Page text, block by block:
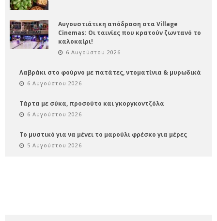
Αυγουστιάτικη απόδραση στα Village
Cinemas: Οι ταινίες που κρατούν ζωντανό το
καλοκαίρι!
6 Αυγούστου 2026
Λαβράκι στο φούρνο με πατάτες, ντοματίνια & μυρωδικά
6 Αυγούστου 2026
Τάρτα με σύκα, προσούτο και γκοργκοντζόλα
6 Αυγούστου 2026
Το μυστικό για να μένει το μαρούλι φρέσκο για μέρες
5 Αυγούστου 2026